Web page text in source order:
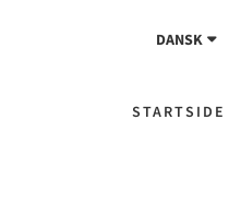
DANSK
STARTSIDE